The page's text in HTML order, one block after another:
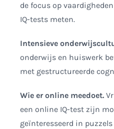
de focus op
IQ-tests meten.
Intensieve
onderwijs en huiswerk
met gestructureerde
Wie er online meedoet.
een online IQ-test zijn
geïnteresseerd in